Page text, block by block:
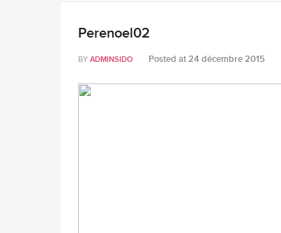
Perenoel02
BY ADMINSIDO Posted at24 décembre 2015